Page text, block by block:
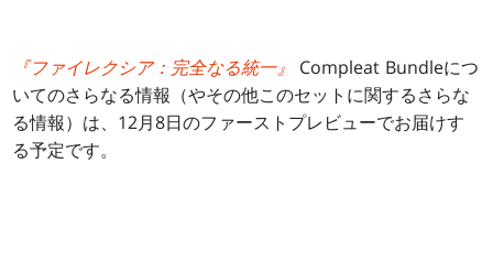
『ファイレクシア：完全なる統一』
Compleat Bundleにつ
いてのさらなる情報（やその他このセットに関するさらな
る情報）は、12月8日のファーストプレビューでお届けす
る予定です。